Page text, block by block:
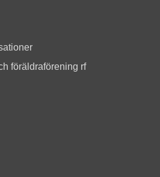
föräldraförening rf